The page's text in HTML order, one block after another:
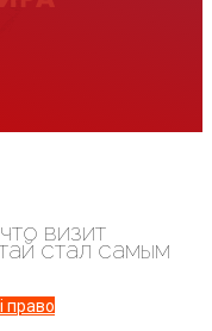
визит
стал самым
право